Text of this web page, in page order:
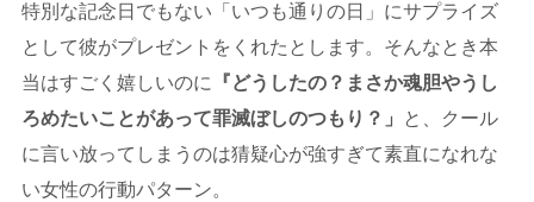
特別な記念日でもない「いつも通りの日」にサプライズ
として彼がプレゼントをくれたとします。そんなとき本
当はすごく嬉しいのに
『どうしたの？まさか魂胆やうし
ろめたいことがあって罪滅ぼしのつもり？」
と、クール
に言い放ってしまうのは猜疑心が強すぎて素直になれな
い女性の行動パターン。